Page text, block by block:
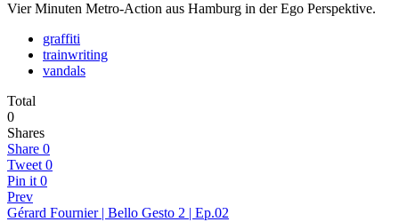
Vier Minuten Metro-Action aus Hamburg in der Ego Perspektive.
graffiti
trainwriting
vandals
Total
0
Shares
Share 0
Tweet 0
Pin it 0
Prev
Gérard Fournier | Bello Gesto 2 | Ep.02